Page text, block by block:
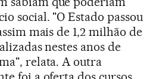
social. "O Estado passou
mais de 1,2 milhão de
nestes anos de
relata. A outra